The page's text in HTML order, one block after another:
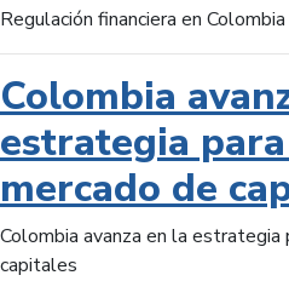
Regulación financiera en
Colombia
estrategia
mercado de
Colombia avanza en la estrategia
capitales